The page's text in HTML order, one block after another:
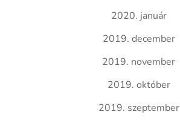
2020. január
2019. december
2019. november
2019. október
2019. szeptember